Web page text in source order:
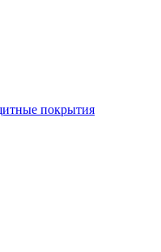
покрытия